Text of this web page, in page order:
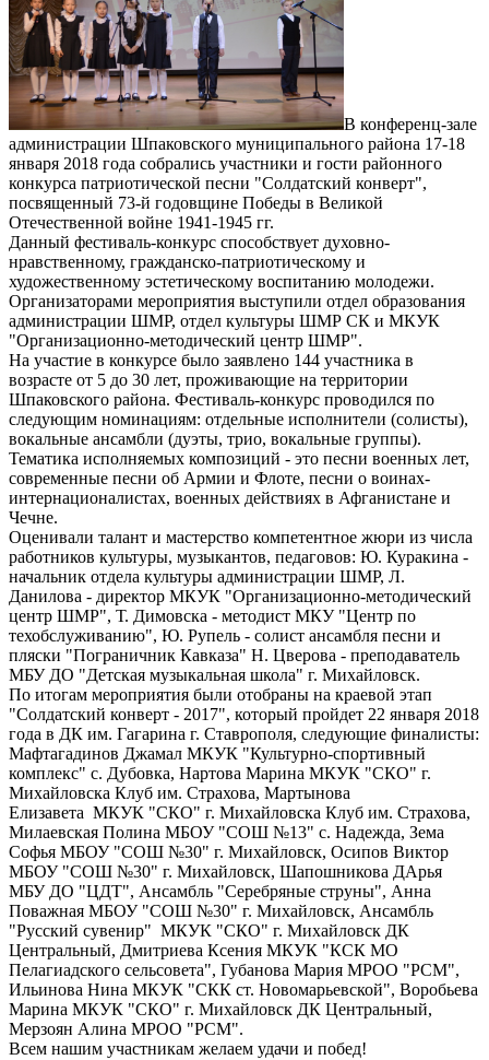
В конференц-зале
администрации Шпаковского муниципального района 17-18
января 2018 года собрались участники и гости районного
конкурса патриотической песни "Солдатский конверт",
посвященный 73-й годовщине Победы в Великой
Отечественной войне 1941-1945 гг.
Данный фестиваль-конкурс способствует духовно-
нравственному, гражданско-патриотическому и
художественному эстетическому воспитанию молодежи.
Организаторами мероприятия выступили отдел образования
администрации ШМР, отдел культуры ШМР СК и МКУК
"Организационно-методический центр ШМР".
На участие в конкурсе было заявлено 144 участника в
возрасте от 5 до 30 лет, проживающие на территории
Шпаковского района. Фестиваль-конкурс проводился по
следующим номинациям: отдельные исполнители (солисты),
вокальные ансамбли (дуэты, трио, вокальные группы).
Тематика исполняемых композиций - это песни военных лет,
современные песни об Армии и Флоте, песни о воинах-
интернационалистах, военных действиях в Афганистане и
Чечне.
Оценивали талант и мастерство компетентное жюри из числа
работников культуры, музыкантов, педаговов: Ю. Куракина -
начальник отдела культуры администрации ШМР, Л.
Данилова - директор МКУК "Организационно-методический
центр ШМР", Т. Димовска - методист МКУ "Центр по
техобслуживанию", Ю. Рупель - солист ансамбля песни и
пляски "Пограничник Кавказа" Н. Цверова - преподаватель
МБУ ДО "Детская музыкальная школа" г. Михайловск.
По итогам мероприятия были отобраны на краевой этап
"Солдатский конверт - 2017", который пройдет 22 января 2018
года в ДК им. Гагарина г. Ставрополя, следующие финалисты:
Мафтагадинов Джамал МКУК "Культурно-спортивный
комплекс" с. Дубовка, Нартова Марина МКУК "СКО" г.
Михайловска Клуб им. Страхова, Мартынова
Елизавета МКУК "СКО" г. Михайловска Клуб им. Страхова,
Милаевская Полина МБОУ "СОШ №13" с. Надежда, Зема
Софья МБОУ "СОШ №30" г. Михайловск, Осипов Виктор
МБОУ "СОШ №30" г. Михайловск, Шапошникова ДАрья
МБУ ДО "ЦДТ", Ансамбль "Серебряные струны", Анна
Поважная МБОУ "СОШ №30" г. Михайловск, Ансамбль
"Русский сувенир" МКУК "СКО" г. Михайловск ДК
Центральный, Дмитриева Ксения МКУК "КСК МО
Пелагиадского сельсовета", Губанова Мария МРОО "РСМ",
Ильинова Нина МКУК "СКК ст. Новомарьевской", Воробьева
Марина МКУК "СКО" г. Михайловск ДК Центральный,
Мерзоян Алина МРОО "РСМ".
Всем нашим участникам желаем удачи и побед!